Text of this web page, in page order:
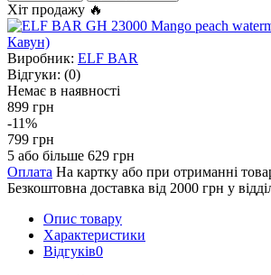
Хіт продажу 🔥
Виробник: ELF BAR
Відгуки: (0)
Немає в наявності
899 грн
-11%
799 грн
5 або більше 629 грн
Оплата На картку або при отриманні
Безкоштовна доставка від 2000 грн у
Опис товару
Характеристики
Відгуків0